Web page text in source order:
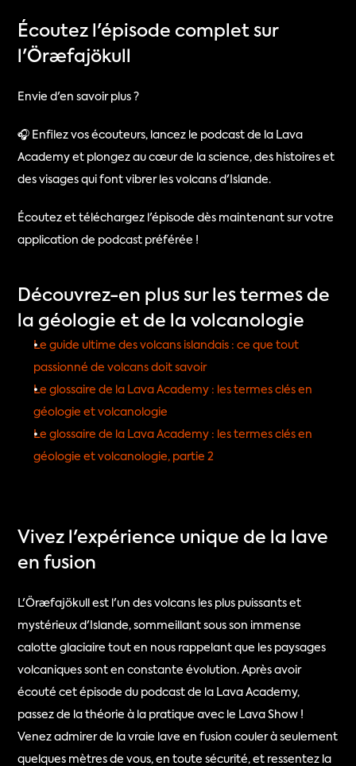
Écoutez l'épisode complet sur
l'Öræfajökull
Envie d'en savoir plus ?
🎧 Enfilez vos écouteurs, lancez le podcast de la Lava
Academy et plongez au cœur de la science, des histoires et
des visages qui font vibrer les volcans d'Islande.
Écoutez et téléchargez l'épisode dès maintenant sur votre
application de podcast préférée !
Découvrez-en plus sur les termes de
la géologie et de la volcanologie
Le guide ultime des volcans islandais : ce que tout
passionné de volcans doit savoir
Le glossaire de la Lava Academy : les termes clés en
géologie et volcanologie
Le glossaire de la Lava Academy : les termes clés en
géologie et volcanologie, partie 2
Vivez l'expérience unique de la lave
en fusion
L'Öræfajökull est l'un des volcans les plus puissants et
mystérieux d'Islande, sommeillant sous son immense
calotte glaciaire tout en nous rappelant que les paysages
volcaniques sont en constante évolution. Après avoir
écouté cet épisode du podcast de la Lava Academy,
passez de la théorie à la pratique avec le Lava Show !
Venez admirer de la vraie lave en fusion couler à seulement
quelques mètres de vous, en toute sécurité, et ressentez la